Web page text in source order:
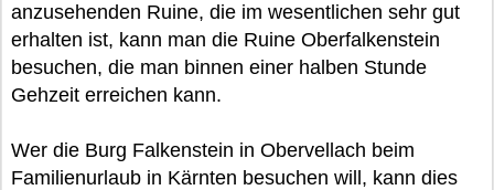
anzusehenden Ruine, die im wesentlichen sehr gut
erhalten ist, kann man die Ruine Oberfalkenstein
besuchen, die man binnen einer halben Stunde
Gehzeit erreichen kann.
Wer die Burg Falkenstein in Obervellach beim
Familienurlaub in Kärnten besuchen will, kann dies